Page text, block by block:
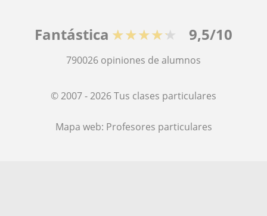
Fantástica ★★★★★ 9,5/10
790026 opiniones de alumnos
© 2007 - 2026 Tus clases particulares
Mapa web: Profesores particulares